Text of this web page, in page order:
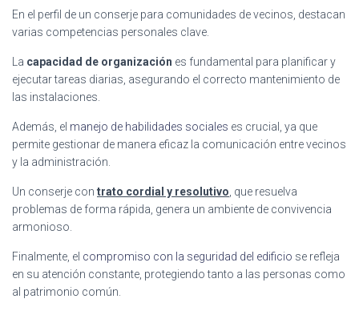
En el perfil de un conserje para comunidades de vecinos, destacan
varias competencias personales clave.
La capacidad de organización es fundamental para planificar y
ejecutar tareas diarias, asegurando el correcto mantenimiento de
las instalaciones.
Además, el manejo de habilidades sociales es crucial, ya que
permite gestionar de manera eficaz la comunicación entre vecinos
y la administración.
Un conserje con trato cordial y resolutivo , que resuelva
problemas de forma rápida, genera un ambiente de convivencia
armonioso.
Finalmente, el compromiso con la seguridad del edificio se refleja
en su atención constante, protegiendo tanto a las personas como
al patrimonio común.